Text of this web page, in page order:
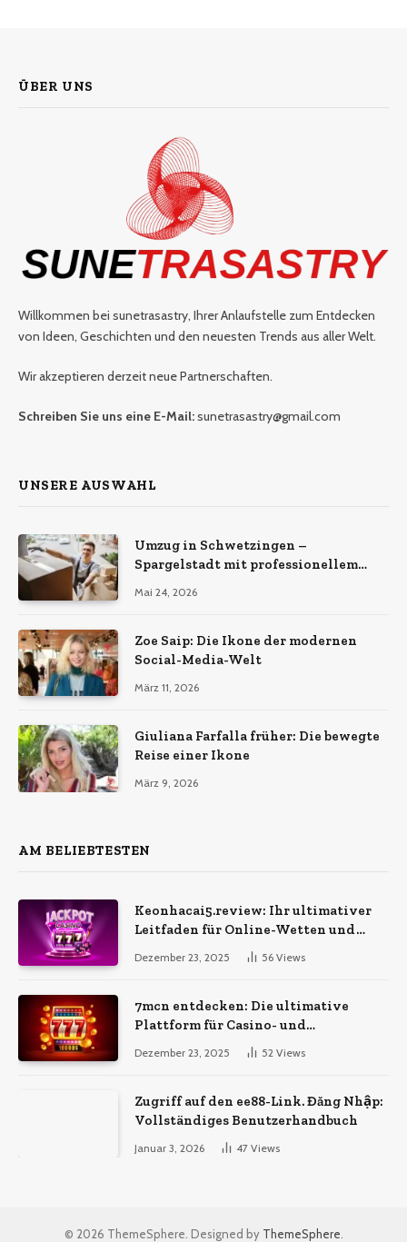
ÜBER UNS
Willkommen bei sunetrasastry, Ihrer Anlaufstelle zum Entdecken
von Ideen, Geschichten und den neuesten Trends aus aller Welt.
Wir akzeptieren derzeit neue Partnerschaften.
Schreiben Sie uns eine E-Mail:sunetrasastry@gmail.com
UNSERE AUSWAHL
Umzug in Schwetzingen –
Spargelstadt mit professionellem
Mai 24, 2026
Zoe Saip: Die Ikone der modernen
Social-Media-Welt
März 11, 2026
Giuliana Farfalla früher: Die bewegte
Reise einer Ikone
März 9, 2026
AM BELIEBTESTEN
Keonhacai5.review: Ihr ultimativer
Leitfaden für Online-Wetten und
Dezember 23, 2025 56 Views
7mcn entdecken: Die ultimative
Plattform für Casino- und
Dezember 23, 2025 52 Views
Zugriff auf den ee88-Link. Đăng Nhập:
Vollständiges Benutzerhandbuch
Januar 3, 2026 47 Views
© 2026 ThemeSphere. Designed by ThemeSphere